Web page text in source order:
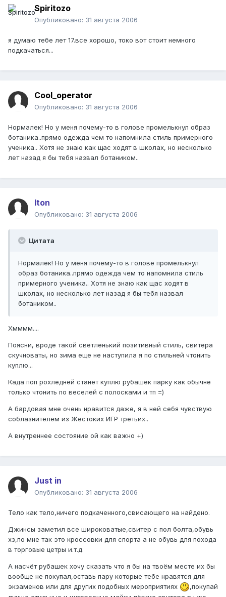
Spiritozo
Опубликовано: 31 августа 2006
я думаю тебе лет 17.все хорошо, токо вот стоит немного
подкачаться...
Cool_operator
Опубликовано: 31 августа 2006
Нормалек! Но у меня почему-то в голове промелькнул образ
ботаника..прямо одежда чем то напомнила стиль примерного
ученика.. Хотя не знаю как щас ходят в школах, но несколько
лет назад я бы тебя назвал ботаником..
Iton
Опубликовано: 31 августа 2006
Цитата
Нормалек! Но у меня почему-то в голове промелькнул
образ ботаника..прямо одежда чем то напомнила стиль
примерного ученика.. Хотя не знаю как щас ходят в
школах, но несколько лет назад я бы тебя назвал
ботаником..
Хмммм....
Поясни, вроде такой светленький позитивный стиль, свитера
скучноваты, но зима еще не наступила я по стильней чтонить
куплю...
Када поп рохледней станет куплю рубашек парку как обычне
только чтонить по веселей с полосками и тп =)
А бардовая мне очень нравится даже, я в ней себя чувствую
соблазнителем из Жестоких ИГР третьих..
А внутреннее состояние ой как важно +)
Just in
Опубликовано: 31 августа 2006
Тело как тело,ничего подкаченного,свисающего на найдено.
Джинсы заметил все широковатые,свитер с пол болта,обувь
хз,по мне так это кроссовки для спорта а не обувь для похода
в торговые цетры и.т.д.
А насчёт рубашек хочу сказать что я бы на твоём месте их бы
вообще не покупал,оставь пару которые тебе нравятся для
экзаменов или для других подобных мероприятиях
,покупай